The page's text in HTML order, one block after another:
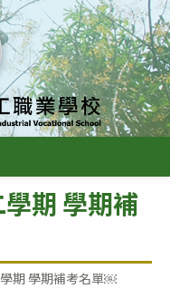
期 學期補
期 學期補考名單￼